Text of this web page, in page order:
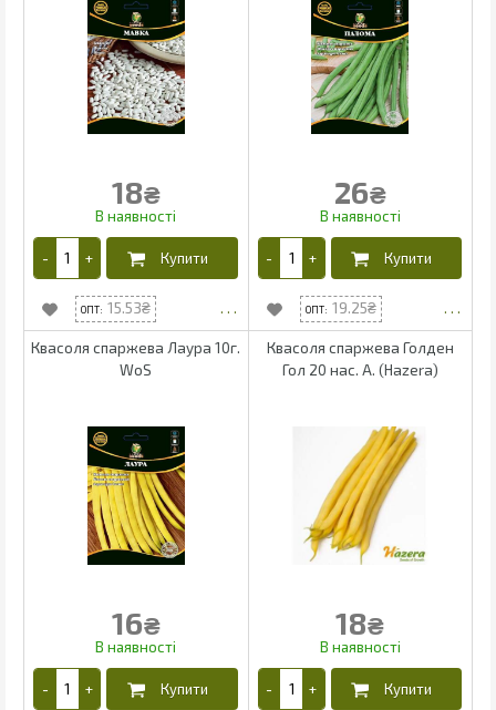
18₴
15.53
26₴
19.25
Квасоля спаржева Лаура 10г.
WoS
16₴
Квасоля спаржева Голден
Гол 20 нас. А. (Hazera)
18₴